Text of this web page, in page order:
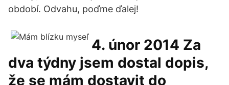
období. Odvahu, poďme ďalej!
4. únor 2014 Za
dva týdny jsem dostal dopis,
že se mám dostavit do